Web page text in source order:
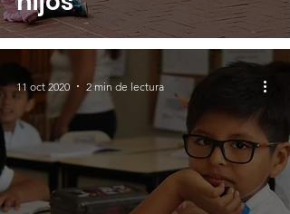
11 oct 2020 2 min de lectura